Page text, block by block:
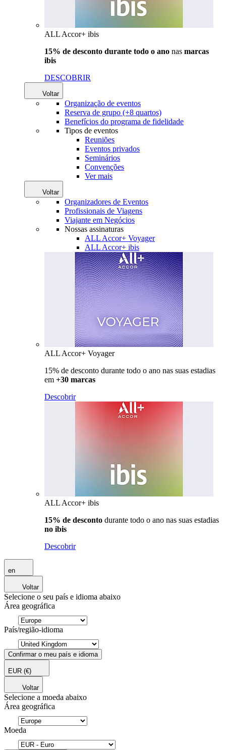
ALL Accor+ ibis
15% de desconto durante todo o ano nas marcas
ibis
DESCOBRIR
Voltar
Organização de eventos
Reserva de grupo (+8 quartos)
Benefícios do programa de fidelidade
Tipos de eventos
Reuniões
Eventos privados
Seminários
Convenções
Ver mais
Voltar
Organizadores de Eventos
Profissionais de Viagens
Viajante em Negócios
Nossas assinaturas
ALL Accor+ Voyager
ALL Accor+ ibis
ALL Accor+ Voyager
15% de desconto durante todo o ano nas suas estadias
em +30 marcas
Descobrir
ALL Accor+ ibis
15% de desconto durante todo o ano nas suas estadias
no ibis
Descobrir
en
Voltar
Selecione o seu país e idioma abaixo
Área geográfica
País/região-idioma
Confirmar o meu país e idioma
EUR (€)
Voltar
Selecione a moeda abaixo
Área geográfica
Moeda